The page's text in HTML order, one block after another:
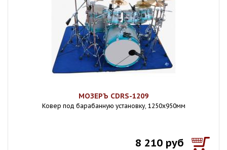
МОЗЕРЪ CDRS-1209
Ковер под барабанную установку, 1250х950мм
8 210 руб